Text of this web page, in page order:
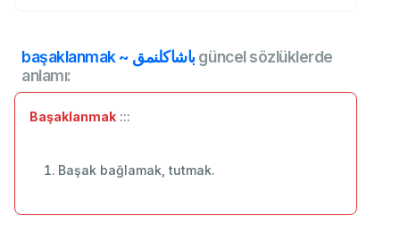
başaklanmak ~ باشاكلنمقgüncel sözlüklerde
anlamı:
Başaklanmak :::
Başak bağlamak, tutmak.